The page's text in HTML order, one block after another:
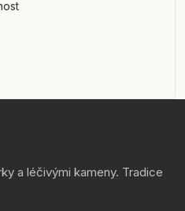
a léčivými kameny. Tradice